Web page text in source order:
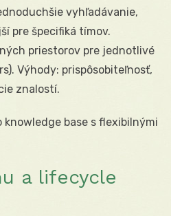
vyhľadávanie,
pre špecifiká tímov.
priestorov pre jednotlivé
Výhody: prispôsobiteľnosť,
znalostí.
base s flexibilnými
a lifecycle